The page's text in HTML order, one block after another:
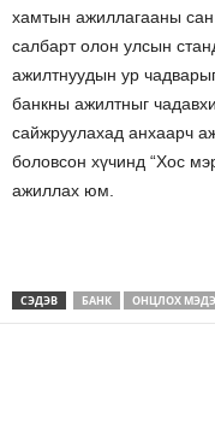
хамтын ажиллагааны
салбарт олон улсын
ажилтнуудын ур
банкны ажилтныг
сайжруулахад анхаарч
боловсон хүчинд “Хос
ажиллах юм.
СЭДЭВ БАНК ОНЦЛОХ